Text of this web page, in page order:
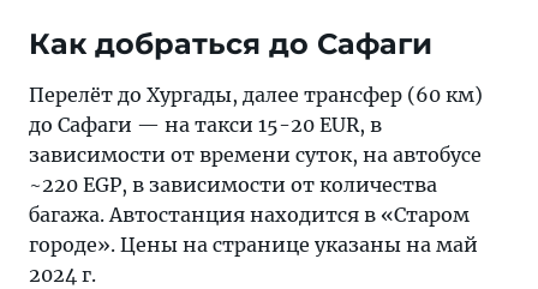
Как добраться до Сафаги
Перелёт до Хургады, далее трансфер (60 км)
до Сафаги — на такси 15-20 EUR, в
зависимости от времени суток, на автобусе
~220 EGP, в зависимости от количества
багажа. Автостанция находится в «Старом
городе». Цены на странице указаны на май
2024 г.